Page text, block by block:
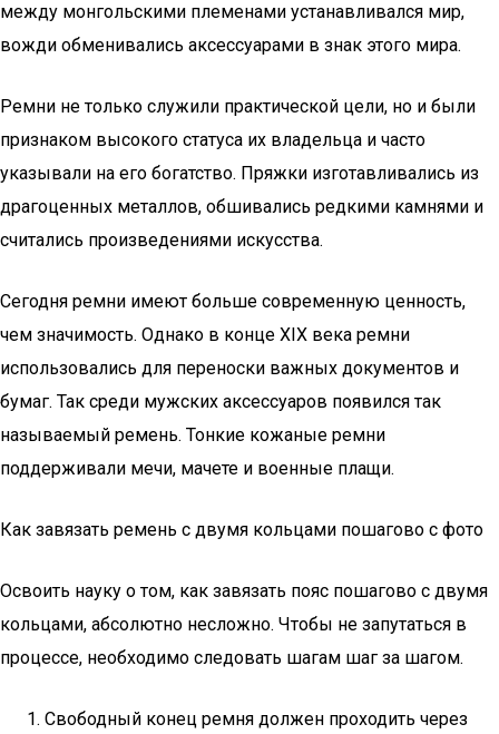
между монгольскими племенами устанавливался мир,
вожди обменивались аксессуарами в знак этого мира.
Ремни не только служили практической цели, но и были
признаком высокого статуса их владельца и часто
указывали на его богатство. Пряжки изготавливались из
драгоценных металлов, обшивались редкими камнями и
считались произведениями искусства.
Сегодня ремни имеют больше современную ценность,
чем значимость. Однако в конце XIX века ремни
использовались для переноски важных документов и
бумаг. Так среди мужских аксессуаров появился так
называемый ремень. Тонкие кожаные ремни
поддерживали мечи, мачете и военные плащи.
Как завязать ремень с двумя кольцами пошагово с фото
Освоить науку о том, как завязать пояс пошагово с двумя
кольцами, абсолютно несложно. Чтобы не запутаться в
процессе, необходимо следовать шагам шаг за шагом.
Свободный конец ремня должен проходить через